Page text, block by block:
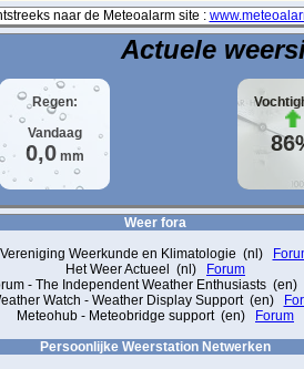
naar de Meteoalarm site :
Actuele
Regen:
Vandaag
0,0mm
Weer fora
Vereniging Weerkunde en Klimatologie (nl)
Het Weer Actueel (nl)
Forum
- The Independent Weather Enthusiasts (en)
Watch - Weather Display Support (en)
Meteohub - Meteobridge support (en)
Forum
Persoonlijke Weerstation Netwerken